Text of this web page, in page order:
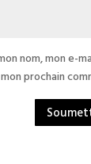
nom, mon e-
prochain